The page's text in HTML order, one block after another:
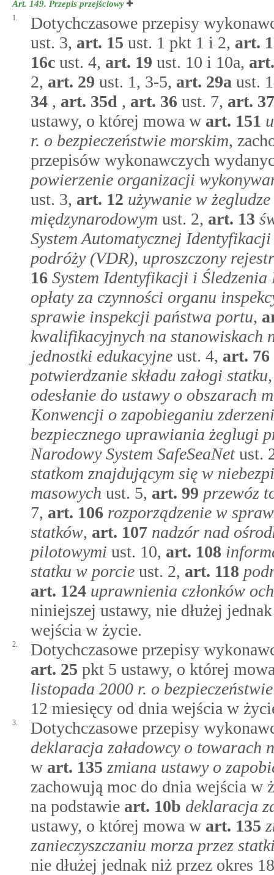
Art. 149. Przepis przejściowy
1.
Dotychczasowe przepisy
ust. 3, art. 15 ust. 1 pkt 1 i 2, art.
16c ust. 4, art. 19 ust. 10 i 10a,
2, art. 29 ust. 1, 3-5, art. 29a ust.
34 , art. 35d , art. 36 ust. 7, art.
ustawy, o której mowa w art. 151
r. o bezpieczeństwie morskim,
przepisów wykonawczych
powierzenie organizacji
ust. 3, art. 12 używanie w
międzynarodowym ust. 2, art. 13
System Automatycznej
podróży (VDR), uproszczony
16 System Identyfikacji i
opłaty za czynności organu
sprawie inspekcji państwa portu,
kwalifikacyjnych na stanowiskach
jednostki edukacyjne ust. 4, art. 76
potwierdzanie składu załogi
odesłanie do ustawy o obszarach
Konwencji o zapobieganiu
bezpiecznego uprawiania żeglugi
Narodowy System SafeSeaNetust.
statkom znajdującym się w
masowych ust. 5, art. 99 przewóz
7, art. 106 rozporządzenie w
statków, art. 107 nadzór nad
pilotowymi ust. 10, art. 108
statku w porcie ust. 2, art. 118
art. 124 uprawnienia członków
niniejszej ustawy, nie dłużej
wejścia w życie.
2.
Dotychczasowe przepisy
art. 25 pkt 5 ustawy, o której
listopada 2000 r. o
12 miesięcy od dnia wejścia w
3.
Dotychczasowe przepisy
deklaracja załadowcy o towarach
w art. 135 zmiana ustawy o
zachowują moc do dnia wejścia w
na podstawie art. 10b deklaracja
ustawy, o której mowa w art. 135
zanieczyszczaniu morza przez
nie dłużej jednak niż przez okres